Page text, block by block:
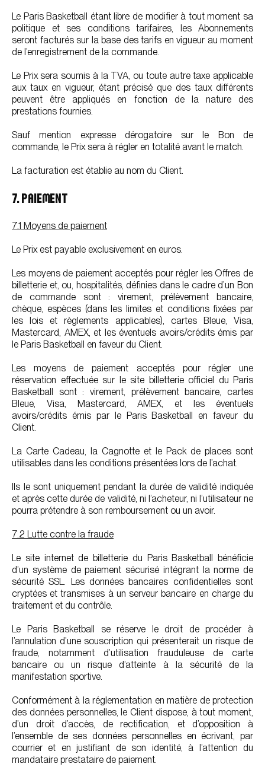
Le Paris Basketball étant libre de modifier à tout moment sa
politique et ses conditions tarifaires, les Abonnements
seront facturés sur la base des tarifs en vigueur au moment
de l’enregistrement de la commande.
Le Prix sera soumis à la TVA, ou toute autre taxe applicable
aux taux en vigueur, étant précisé que des taux différents
peuvent être appliqués en fonction de la nature des
prestations fournies.
Sauf mention expresse dérogatoire sur le Bon de
commande, le Prix sera à régler en totalité avant le match.
La facturation est établie au nom du Client.
7. PAIEMENT
7.1 Moyens de paiement
Le Prix est payable exclusivement en euros.
Les moyens de paiement acceptés pour régler les Offres de
billetterie et, ou, hospitalités, définies dans le cadre d’un Bon
de commande sont : virement, prélèvement bancaire,
chèque, espèces (dans les limites et conditions fixées par
les lois et règlements applicables), cartes Bleue, Visa,
Mastercard, AMEX, et les éventuels avoirs/crédits émis par
le Paris Basketball en faveur du Client.
Les moyens de paiement acceptés pour régler une
réservation effectuée sur le site billetterie officiel du Paris
Basketball sont : virement, prélèvement bancaire, cartes
Bleue, Visa, Mastercard, AMEX, et les éventuels
avoirs/crédits émis par le Paris Basketball en faveur du
Client.
La Carte Cadeau, la Cagnotte et le Pack de places sont
utilisables dans les conditions présentées lors de l’achat.
Ils le sont uniquement pendant la durée de validité indiquée
et après cette durée de validité, ni l’acheteur, ni l’utilisateur ne
pourra prétendre à son remboursement ou un avoir.
7.2 Lutte contre la fraude
Le site internet de billetterie du Paris Basketball bénéficie
d’un système de paiement sécurisé intégrant la norme de
sécurité SSL. Les données bancaires confidentielles sont
cryptées et transmises à un serveur bancaire en charge du
traitement et du contrôle.
Le Paris Basketball se réserve le droit de procéder à
l’annulation d’une souscription qui présenterait un risque de
fraude, notamment d’utilisation frauduleuse de carte
bancaire ou un risque d’atteinte à la sécurité de la
manifestation sportive.
Conformément à la réglementation en matière de protection
des données personnelles, le Client dispose, à tout moment,
d’un droit d’accès, de rectification, et d’opposition à
l’ensemble de ses données personnelles en écrivant, par
courrier et en justifiant de son identité, à l’attention du
mandataire prestataire de paiement.